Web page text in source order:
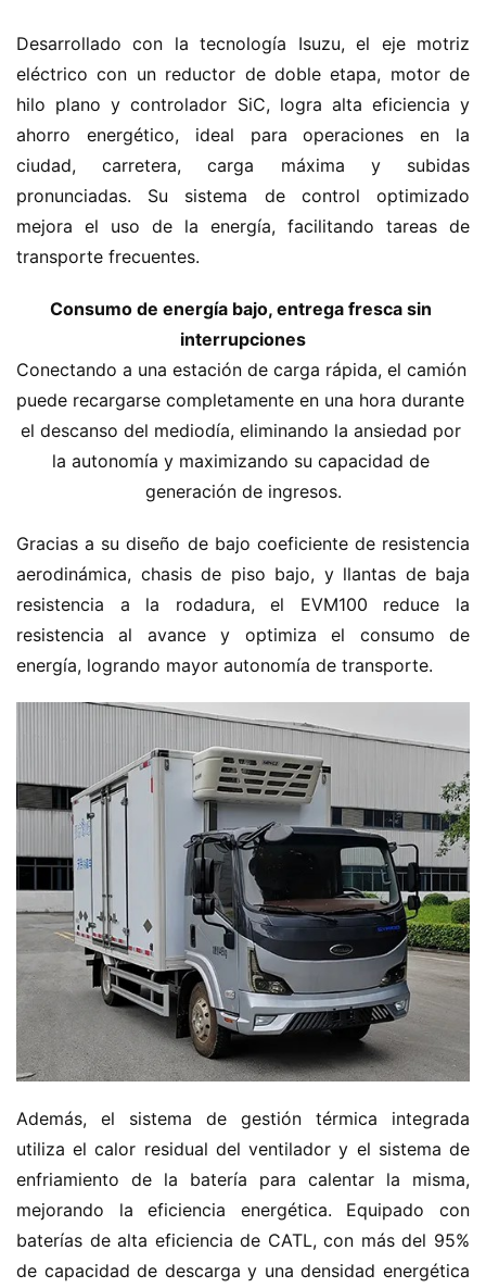
C
a
m
ó
n
d
e
v
e
n
í
a
Sign in Sign up
Desarrollado con la tecnología Isuzu, el eje motriz
eléctrico con un reductor de doble etapa, motor de
hilo plano y controlador SiC, logra alta eficiencia y
ahorro energético, ideal para operaciones en la
ciudad, carretera, carga máxima y subidas
pronunciadas. Su sistema de control optimizado
mejora el uso de la energía, facilitando tareas de
transporte frecuentes.
Consumo de energía bajo, entrega fresca sin
interrupciones
Conectando a una estación de carga rápida, el camión
puede recargarse completamente en una hora durante
el descanso del mediodía, eliminando la ansiedad por
la autonomía y maximizando su capacidad de
generación de ingresos.
Gracias a su diseño de bajo coeficiente de resistencia
aerodinámica, chasis de piso bajo, y llantas de baja
resistencia a la rodadura, el EVM100 reduce la
resistencia al avance y optimiza el consumo de
energía, logrando mayor autonomía de transporte.
Además, el sistema de gestión térmica integrada
utiliza el calor residual del ventilador y el sistema de
enfriamiento de la batería para calentar la misma,
mejorando la eficiencia energética. Equipado con
baterías de alta eficiencia de CATL, con más del 95%
de capacidad de descarga y una densidad energética